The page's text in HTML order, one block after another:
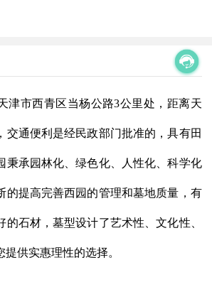
津市西青区当杨公路3公里处，距离天
交通便利是经民政部门批准的，具有田
秉承园林化、绿色化、人性化、科学化
的提高完善西园的管理和墓地质量，有
的石材，墓型设计了艺术性、文化性、
供实惠理性的选择。